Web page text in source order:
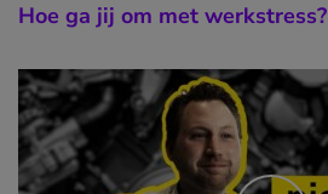
Hoe ga jij om met werkstress?